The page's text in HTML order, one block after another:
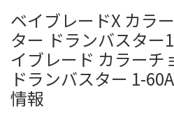
ベイブレードX カラ
ター ドランバスター
イブレード カラーチ
ドランバスター 1-
情報